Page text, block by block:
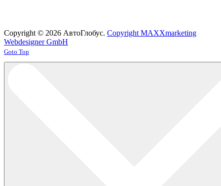
Copyright © 2026 АвтоГлобус. Copyright MAXXmarketing
Webdesigner GmbH
Joomla! 3 Templates
Goto Top